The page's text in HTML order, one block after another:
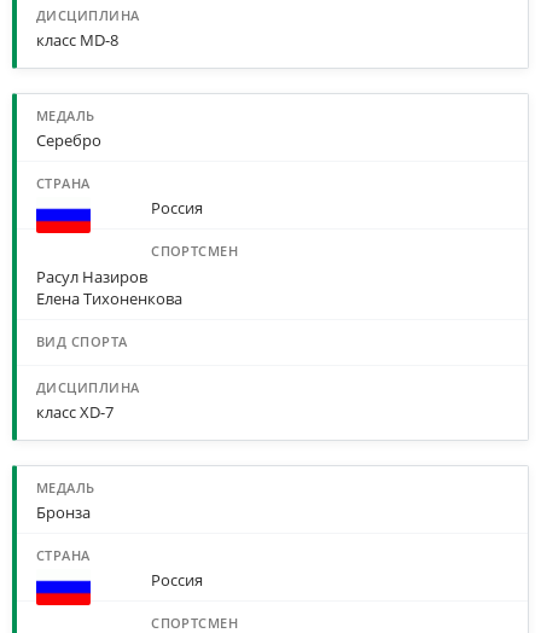
класс MD-8
Серебро
Россия
Расул Назиров
Елена Тихоненкова
класс XD-7
Бронза
Россия